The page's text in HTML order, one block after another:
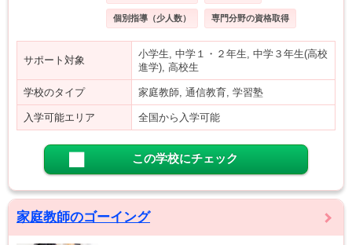
個別指導（少人数） 専門分野の資格取得
サポート対象
小学生, 中学１・２年生, 中学３年生(高校
進学), 高校生
学校のタイプ 家庭教師, 通信教育, 学習塾
入学可能エリア 全国から入学可能
この学校にチェック
家庭教師のゴーイング